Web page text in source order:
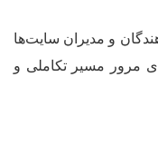
به فردی در میان توسعه‌دهندگان و مدیران سایت‌ها
مرور مسیر تکاملی و